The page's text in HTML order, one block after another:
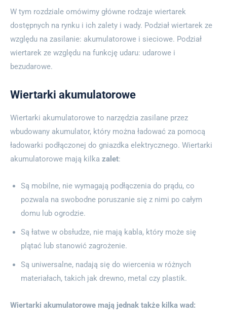
W tym rozdziale omówimy główne rodzaje wiertarek
dostępnych na rynku i ich zalety i wady. Podział wiertarek ze
względu na zasilanie: akumulatorowe i sieciowe. Podział
wiertarek ze względu na funkcję udaru: udarowe i
bezudarowe.
Wiertarki akumulatorowe
Wiertarki akumulatorowe to narzędzia zasilane przez
wbudowany akumulator, który można ładować za pomocą
ładowarki podłączonej do gniazdka elektrycznego. Wiertarki
akumulatorowe mają kilka zalet:
Są mobilne, nie wymagają podłączenia do prądu, co
pozwala na swobodne poruszanie się z nimi po całym
domu lub ogrodzie.
Są łatwe w obsłudze, nie mają kabla, który może się
plątać lub stanowić zagrożenie.
Są uniwersalne, nadają się do wiercenia w różnych
materiałach, takich jak drewno, metal czy plastik.
Wiertarki akumulatorowe mają jednak także kilka wad: